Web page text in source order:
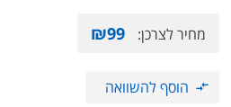
מחיר לצרכן: ₪99
הוסף להשוואה